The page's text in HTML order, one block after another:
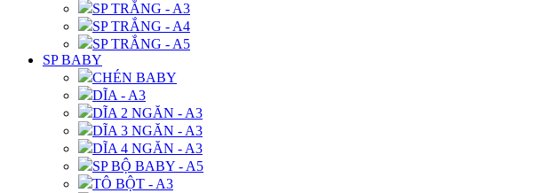
SP TRẮNG - A3
SP TRẮNG - A4
SP TRẮNG - A5
SP BABY
CHÉN BABY
DĨA - A3
DĨA 2 NGĂN - A3
DĨA 3 NGĂN - A3
DĨA 4 NGĂN - A3
SP BỘ BABY - A5
TÔ BỘT - A3